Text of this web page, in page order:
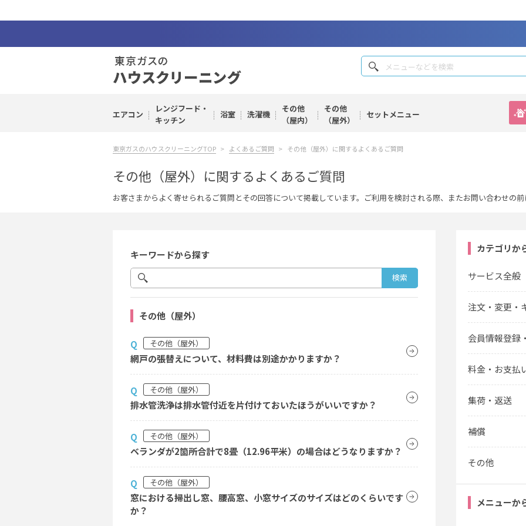
エアコン
レンジフード・
キッチン
浴室 洗濯機
その他
（屋内）
その他
（屋外）
セットメニュー
東京ガスのハウスクリーニングTOP よくあるご質問 その他（屋外）に関するよくあるご質問
その他（屋外）に関するよくあるご質問
お客さまからよく寄せられるご質問とその回答について掲載しています。ご利用を検討される際、またお問い合わせの
キーワードから探す
その他（屋外）
Q その他（屋外）
網戸の張替えについて、材料費は別途かかりますか？
Q その他（屋外）
排水管洗浄は排水管付近を片付けておいたほうがいいですか？
Q その他（屋外）
ベランダが2箇所合計で8畳（12.96平米）の場合はどうなりますか？
Q その他（屋外）
窓における掃出し窓、腰高窓、小窓サイズのサイズはどのくらいです
か？
カテゴリか
サービス全般
注文・変更・
会員情報登録
料金・お支払
集荷・返送
補償
その他
メニューか